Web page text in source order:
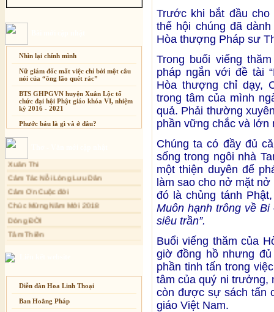
Nhìn lại chính mình
Nữ giám đốc mất việc chỉ bởi một câu
nói của “ông lão quét rác”
BTS GHPGVN huyện Xuân Lộc tổ
chức đại hội Phật giáo khóa VI, nhiệm
kỳ 2016 - 2021
Phước báu là gì và ở đâu?
Sự thương-ghét của con người
Cải đạo: Nguyên nhân & giải pháp
Nỗi lòng của các bệnh nhân nghèo
An Giang: Tịnh thất Quy Nguyên
phát quà từ thiện tại xã Cư Yang
Tịnh xá Ngọc Đăng khai giảng Thiền
dành cho Người bận rộn
Xuân Thi
Cảm Tác Nỗi Lòng Lưu Dân
Cảm Ơn Cuộc đời
Chúc Mừng Năm Mới 2018
Dòng ĐỜI
Tâm Thiền
Kính mừng Phật Đản
Kiếp này
Diễn đàn Hoa Linh Thoại
Ban Hoằng Pháp
Trước khi bắt đầu cho
thể hội chúng đã
Hòa thượng Pháp sư
Trong buổi viếng
pháp ngắn với đề tài
Hòa thượng chỉ dạy,
trong tâm của mình
quả. Phải thường
phần vững chắc và lớn
Chúng ta có đầy đủ
sống trong ngôi nhà
một thiện duyên để
làm sao cho nở mặt
đó là chủng tánh
Muôn hạnh trông về
siêu trần”.
Buổi viếng thăm của
giờ đồng hồ nhưng
phần tinh tấn trong
tâm của quý ni trưởng,
còn được sự sách tấn
giáo Việt Nam.